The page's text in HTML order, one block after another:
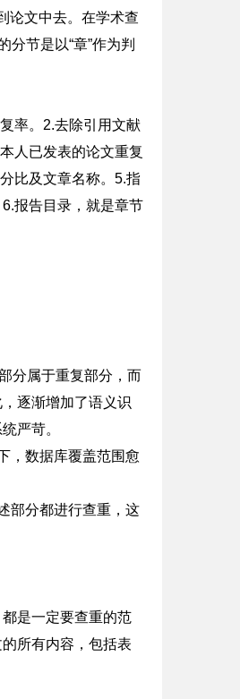
论文中去。在学术查
节是以“章”作为判
率。2.去除引用文献
人已发表的论文重复
比及文章名称。5.指
报告目录，就是章节
分属于重复部分，而
逐渐增加了语义识
严苛。
，数据库覆盖范围愈
部分都进行查重，这
是一定要查重的范
所有内容，包括表